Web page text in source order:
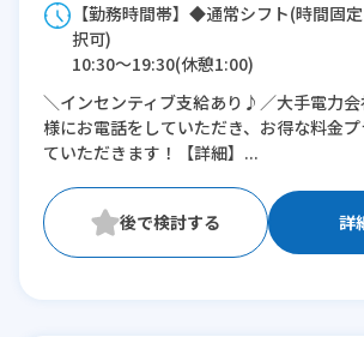
【勤務時間帯】◆通常シフト(時間固
択可)
10:30〜19:30(休憩1:00)
11:30〜19:30(休憩1:00)
※残業：0〜1時間程度/月
＼インセンティブ支給あり♪／大手電力
様にお電話をしていただき、お得な料金
ていただきます！【詳細】...
詳